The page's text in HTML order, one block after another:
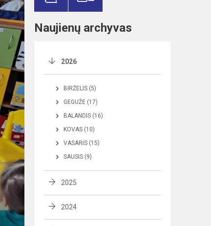
Naujienų archyvas
2026
BIRŽELIS (5)
GEGUŽĖ (17)
BALANDIS (16)
KOVAS (10)
VASARIS (15)
SAUSIS (9)
2025
2024